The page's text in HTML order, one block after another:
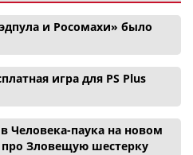
и Росомахи» было
игра для PS Plus
Человека-паука на новом
Зловещую шестерку